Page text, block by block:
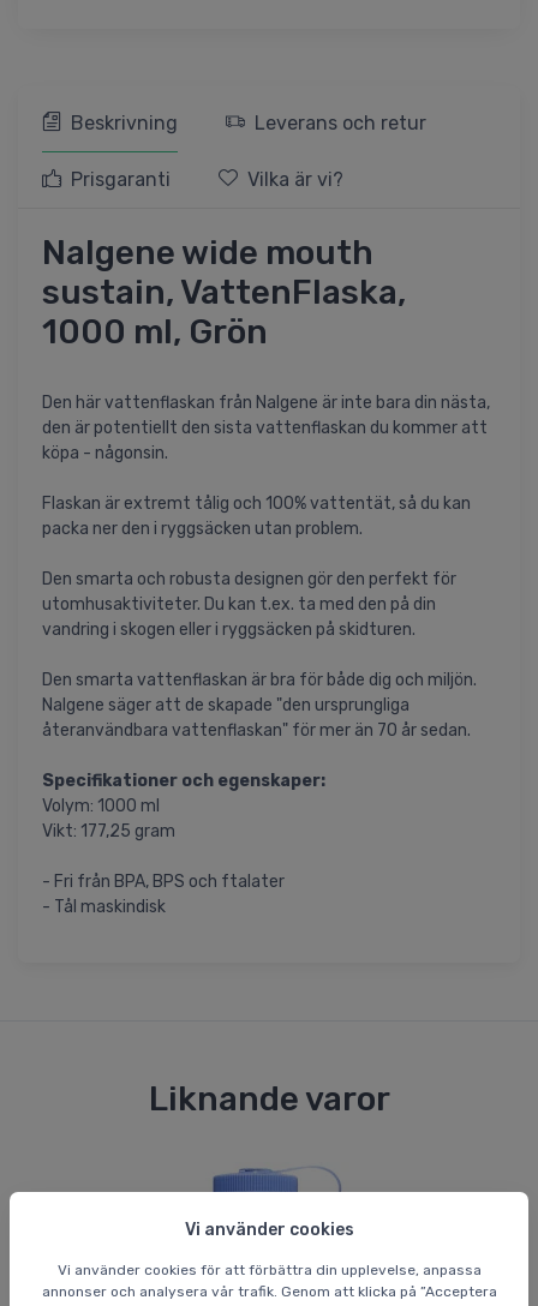
Vi använder cookies
Vi använder cookies för att förbättra din upplevelse, anpassa
annonser och analysera vår trafik. Genom att klicka på ”Acceptera
Beskrivning Leverans och retur
Prisgaranti Vilka är vi?
Nalgene wide mouth
sustain, VattenFlaska,
1000 ml, Grön
Den här vattenflaskan från Nalgene är inte bara din nästa,
den är potentiellt den sista vattenflaskan du kommer att
köpa - någonsin.
Flaskan är extremt tålig och 100% vattentät, så du kan
packa ner den i ryggsäcken utan problem.
Den smarta och robusta designen gör den perfekt för
utomhusaktiviteter. Du kan t.ex. ta med den på din
vandring i skogen eller i ryggsäcken på skidturen.
Den smarta vattenflaskan är bra för både dig och miljön.
Nalgene säger att de skapade "den ursprungliga
återanvändbara vattenflaskan" för mer än 70 år sedan.
Specifikationer och egenskaper:
Volym: 1000 ml
Vikt: 177,25 gram
- Fri från BPA, BPS och ftalater
- Tål maskindisk
Liknande varor